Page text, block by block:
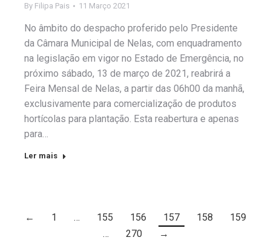
By Filipa Pais 11 Março 2021
No âmbito do despacho proferido pelo Presidente
da Câmara Municipal de Nelas, com enquadramento
na legislação em vigor no Estado de Emergência, no
próximo sábado, 13 de março de 2021, reabrirá a
Feira Mensal de Nelas, a partir das 06h00 da manhã,
exclusivamente para comercialização de produtos
hortícolas para plantação. Esta reabertura e apenas
para…
Ler mais
← 1 … 155 156 157 158
159
…
270 →